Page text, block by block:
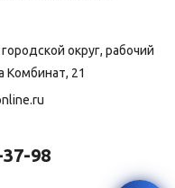
округ, рабочий
Комбинат, 21
37-98